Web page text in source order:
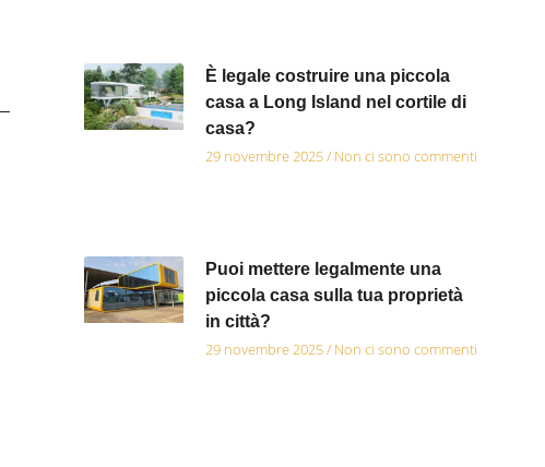
È legale costruire una piccola
casa a Long Island nel cortile di
casa?
29 novembre 2025 Non ci sono commenti
Puoi mettere legalmente una
piccola casa sulla tua proprietà
in città?
29 novembre 2025 Non ci sono commenti